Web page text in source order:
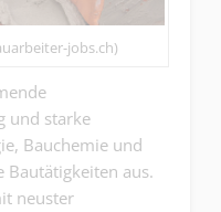
jobs.ch)
und starke
Bauchemie und
Bautätigkeiten aus.
neuster